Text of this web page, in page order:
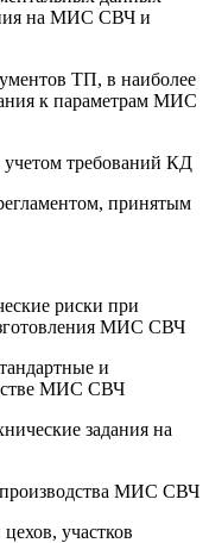
на МИС СВЧ и
ТП, в наиболее
к параметрам МИС
учетом требований КД
принятым
риски при
МИС СВЧ
и
МИС СВЧ
задания на
МИС СВЧ
участков